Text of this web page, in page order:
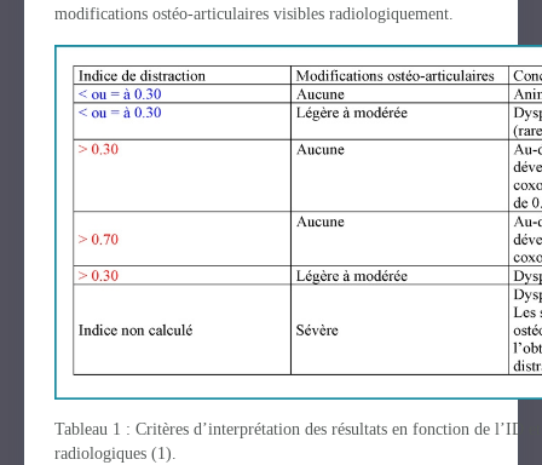
modifications ostéo-articulaires visibles radiologiquement.
Tableau 1 : Critères d’interprétation des résultats en fonction de l’ID
radiologiques (1).